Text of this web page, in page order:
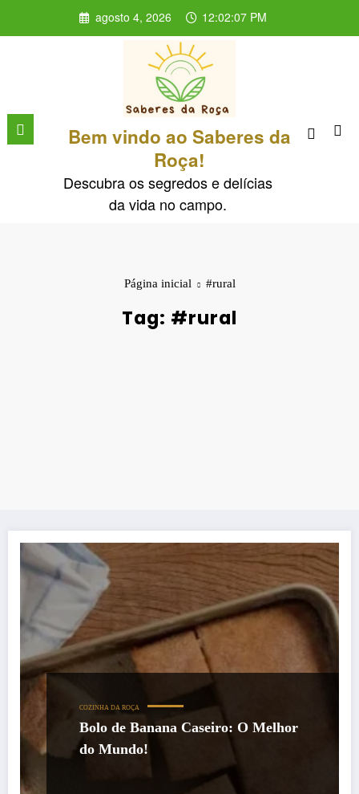
o
agosto 4, 2026 12:02:07 PM
Bem vindo ao Saberes da
Roça!
Descubra os segredos e delícias
da vida no campo.
Página inicial #rural
Tag: #rural
COZINHA DA ROÇA
Bolo de Banana Caseiro: O Melhor
do Mundo!